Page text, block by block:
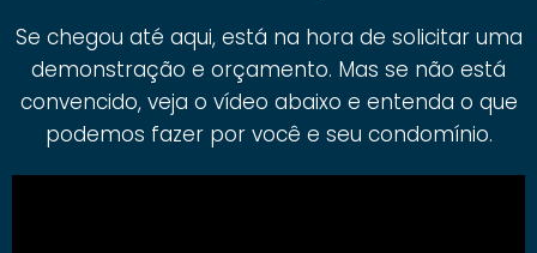
Se chegou até aqui, está na hora de solicitar uma
demonstração e orçamento. Mas se não está
convencido, veja o vídeo abaixo e entenda o que
podemos fazer por você e seu condomínio.